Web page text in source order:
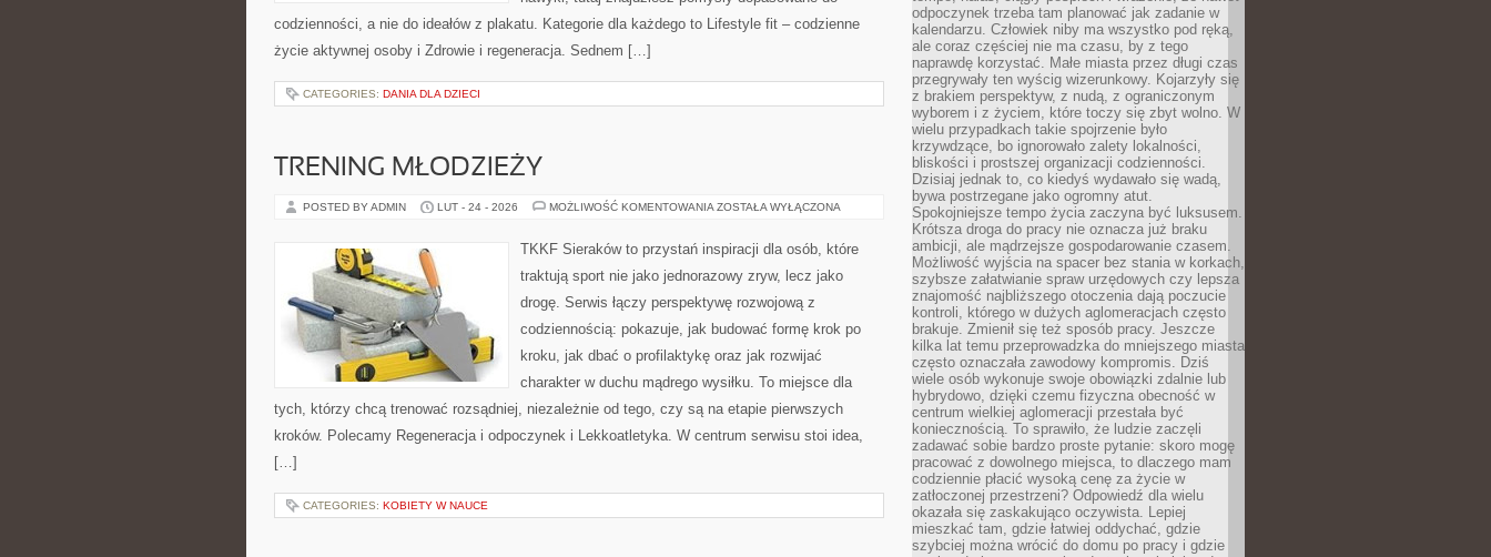
codzienności, a nie do ideałów z plakatu. Kategorie dla każdego to Lifestyle fit – codzienne
życie aktywnej osoby i Zdrowie i regeneracja. Sednem […]
CATEGORIES: DANIA DLA DZIECI
TRENING MŁODZIEŻY
POSTED BY ADMIN LUT - 24 - 2026 MOŻLIWOŚĆ KOMENTOWANIA TRENING
ZOSTAŁA WYŁĄCZONA
TKKF Sieraków to przystań inspiracji dla osób, które
traktują sport nie jako jednorazowy zryw, lecz jako
drogę. Serwis łączy perspektywę rozwojową z
codziennością: pokazuje, jak budować formę krok po
kroku, jak dbać o profilaktykę oraz jak rozwijać
charakter w duchu mądrego wysiłku. To miejsce dla
tych, którzy chcą trenować rozsądniej, niezależnie od tego, czy są na etapie pierwszych
kroków. Polecamy Regeneracja i odpoczynek i Lekkoatletyka. W centrum serwisu stoi idea,
[…]
CATEGORIES: KOBIETY W NAUCE
odpoczynek trzeba tam planować jak zadanie w
kalendarzu. Człowiek niby ma wszystko pod ręką,
ale coraz częściej nie ma czasu, by z tego
naprawdę korzystać. Małe miasta przez długi czas
przegrywały ten wyścig wizerunkowy. Kojarzyły się
z brakiem perspektyw, z nudą, z ograniczonym
wyborem i z życiem, które toczy się zbyt wolno. W
wielu przypadkach takie spojrzenie było
krzywdzące, bo ignorowało zalety lokalności,
bliskości i prostszej organizacji codzienności.
Dzisiaj jednak to, co kiedyś wydawało się wadą,
bywa postrzegane jako ogromny atut.
Spokojniejsze tempo życia zaczyna być luksusem.
Krótsza droga do pracy nie oznacza już braku
ambicji, ale mądrzejsze gospodarowanie czasem.
Możliwość wyjścia na spacer bez stania w korkach,
szybsze załatwianie spraw urzędowych czy lepsza
znajomość najbliższego otoczenia dają poczucie
kontroli, którego w dużych aglomeracjach często
brakuje. Zmienił się też sposób pracy. Jeszcze
kilka lat temu przeprowadzka do mniejszego miasta
często oznaczała zawodowy kompromis. Dziś
wiele osób wykonuje swoje obowiązki zdalnie lub
hybrydowo, dzięki czemu fizyczna obecność w
centrum wielkiej aglomeracji przestała być
koniecznością. To sprawiło, że ludzie zaczęli
zadawać sobie bardzo proste pytanie: skoro mogę
pracować z dowolnego miejsca, to dlaczego mam
codziennie płacić wysoką cenę za życie w
zatłoczonej przestrzeni? Odpowiedź dla wielu
okazała się zaskakująco oczywista. Lepiej
mieszkać tam, gdzie łatwiej oddychać, gdzie
szybciej można wrócić do domu po pracy i gdzie